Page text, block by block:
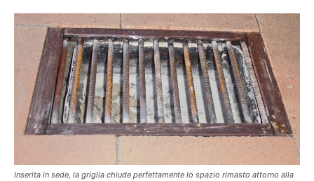
Inserita in sede, la griglia chiude perfettamente lo spazio rimasto attorno alla